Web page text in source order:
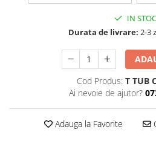
IN STOC
Durata de livrare: 2-3
Cod Produs: T TUB
Ai nevoie de ajutor?
Adauga la Favorite